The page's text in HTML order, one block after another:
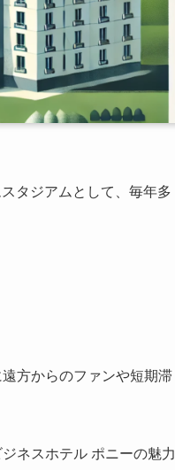
タジアムとして、毎年多
方からのファンや短期滞
ネスホテル ポニーの魅力